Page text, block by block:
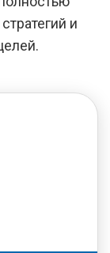
и